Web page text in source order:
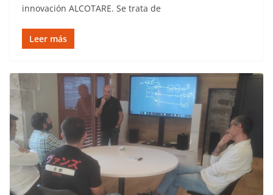
innovación ALCOTARE. Se trata de
Leer más